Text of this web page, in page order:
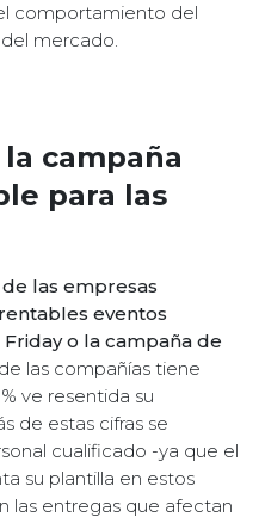
comportamiento del
mercado.
campaña
para las
de las empresas
eventos
o la campaña de
las compañías tiene
ve resentida su
de estas cifras se
cualificado -ya que el
su plantilla en estos
las entregas que afectan